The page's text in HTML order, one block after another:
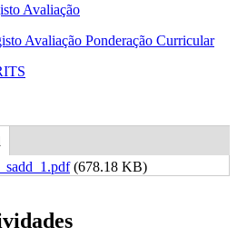
Avaliação
Avaliação Ponderação Curricular
ativo)
(678.18 KB)